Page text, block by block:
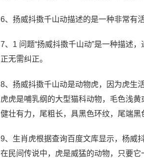
6、扬威抖擞千山动描述的是一种非常有
7、1 问题“扬威抖擞千山动”是一种描述
正无需纠正。
8、扬威抖擞千山动是动物虎，因为虎生
虎虎是哺乳纲的大型猫科动物，毛色浅
健壮有力，尾粗长，具黑色环纹，尾端黑
9、生肖虎根据查询百度文库显示，杨威
在民间传说中，虎是威猛的动物，只要